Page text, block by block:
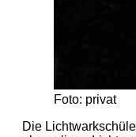
Foto: privat
Die